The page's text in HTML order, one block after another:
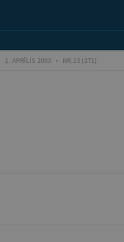
1. APRĪLIS 2003 • NR.13 (271)